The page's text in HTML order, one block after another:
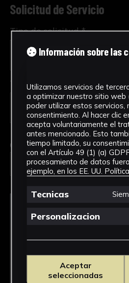
Solicitud de Servicio
Tipo de solicitud *
Tipo de uso *
Obra en la que está
FPED-0135/Muñeca de
Información sobre las
Utilizamos servicios de
a optimizar nuestro sitio web
poder utilizar estos servicios,
consentimiento. Al hacer clic
acepta voluntariamente el
antes mencionado. Esto
tiempo limitado, su
con el Artículo 49 (1) (a)
procesamiento de datos
ejemplo, en los EE. UU.
Tecnicas
Personalizacion
Aceptar
seleccionadas